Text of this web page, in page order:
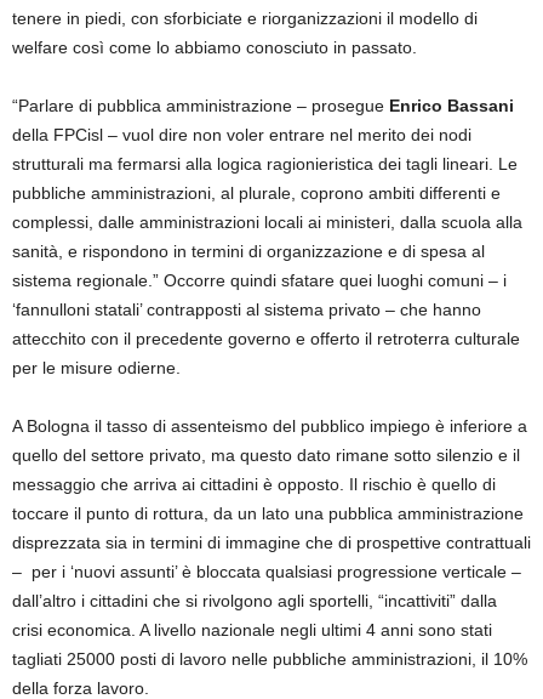
tenere in piedi, con sforbiciate e riorganizzazioni il modello di
welfare così come lo abbiamo conosciuto in passato.
“Parlare di pubblica amministrazione – prosegue Enrico Bassani
della FPCisl – vuol dire non voler entrare nel merito dei nodi
strutturali ma fermarsi alla logica ragionieristica dei tagli lineari. Le
pubbliche amministrazioni, al plurale, coprono ambiti differenti e
complessi, dalle amministrazioni locali ai ministeri, dalla scuola alla
sanità, e rispondono in termini di organizzazione e di spesa al
sistema regionale.” Occorre quindi sfatare quei luoghi comuni – i
‘fannulloni statali’ contrapposti al sistema privato – che hanno
attecchito con il precedente governo e offerto il retroterra culturale
per le misure odierne.
A Bologna il tasso di assenteismo del pubblico impiego è inferiore a
quello del settore privato, ma questo dato rimane sotto silenzio e il
messaggio che arriva ai cittadini è opposto. Il rischio è quello di
toccare il punto di rottura, da un lato una pubblica amministrazione
disprezzata sia in termini di immagine che di prospettive contrattuali
– per i ‘nuovi assunti’ è bloccata qualsiasi progressione verticale –
dall’altro i cittadini che si rivolgono agli sportelli, “incattiviti” dalla
crisi economica. A livello nazionale negli ultimi 4 anni sono stati
tagliati 25000 posti di lavoro nelle pubbliche amministrazioni, il 10%
della forza lavoro.